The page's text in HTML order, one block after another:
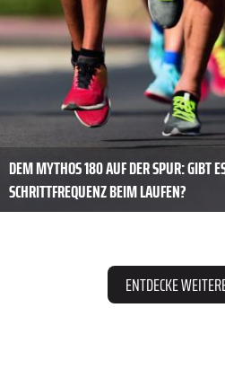
DEM MYTHOS 180 AUF DER SPUR: GIBT
SCHRITTFREQUENZ BEIM LAUFEN?
ENTDECKE